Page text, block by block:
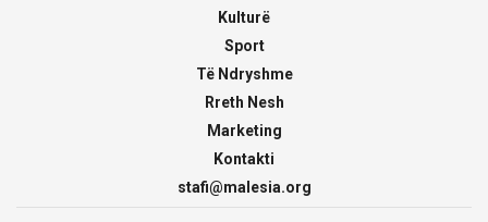
Kulturë
Sport
Të Ndryshme
Rreth Nesh
Marketing
Kontakti
stafi@malesia.org